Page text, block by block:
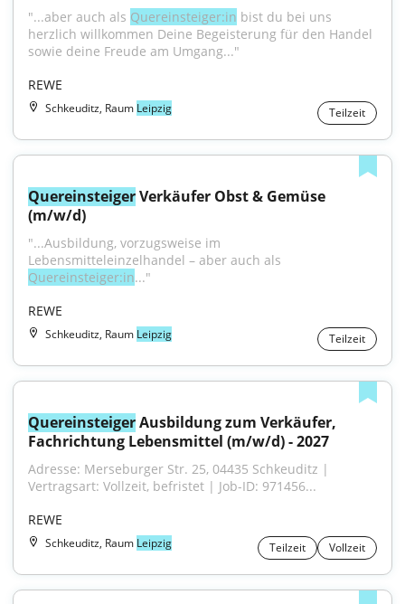
"...aber auch als Quereinsteiger:in bist du bei uns
herzlich willkommen Deine Begeisterung für den Handel
sowie deine Freude am Umgang..."
REWE
Schkeuditz, Raum Leipzig Teilzeit
Quereinsteiger Verkäufer Obst & Gemüse
(m/w/d)
"...Ausbildung, vorzugsweise im
Quereinsteiger:in..."
REWE
Schkeuditz, Raum Leipzig Teilzeit
Quereinsteiger Ausbildung zum Verkäufer,
Fachrichtung Lebensmittel (m/w/d) - 2027
Adresse: Merseburger Str. 25, 04435 Schkeuditz |
Vertragsart: Vollzeit, befristet | Job-ID: 971456...
REWE
Schkeuditz, Raum Leipzig Teilzeit Vollzeit